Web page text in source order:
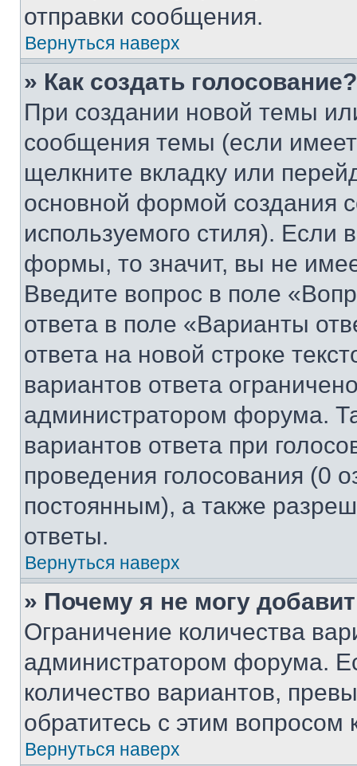
отправки сообщения.
Вернуться наверх
» Как создать голосование?
При создании новой темы
сообщения темы (если
щелкните вкладку или
основной формой создания
используемого стиля). Если
формы, то значит, вы не
Введите вопрос в поле
ответа в поле «Варианты
ответа на новой строке
вариантов ответа
администратором форума.
вариантов ответа при
проведения голосования (0
постоянным), а также
ответы.
Вернуться наверх
» Почему я не могу
Ограничение количества
администратором форума.
количество вариантов,
обратитесь с этим вопросом
Вернуться наверх